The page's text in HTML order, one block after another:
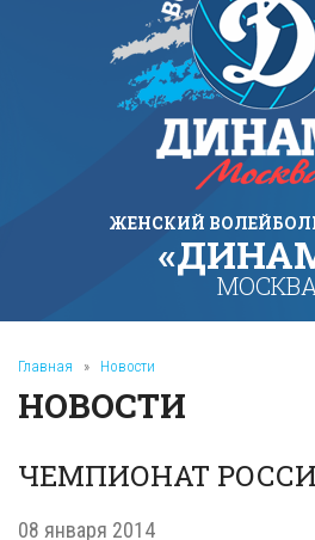
ЖЕНСКИЙ
МОСКВА
Главная » Новости
НОВОСТИ
ЧЕМПИОНАТ
08 января 2014